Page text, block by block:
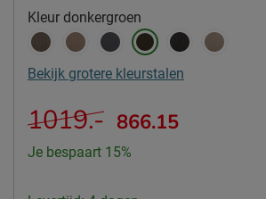
Kleur donkergroen
Bekijk grotere kleurstalen
1019.- 866.15
Je bespaart 15%